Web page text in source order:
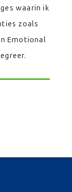
waarin ik
zoals
Emotional